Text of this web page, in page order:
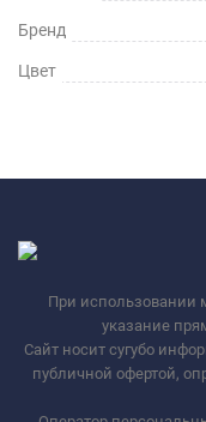
Бренд
Цвет
При использовании
указание
Сайт носит сугубо
публичной офертой,